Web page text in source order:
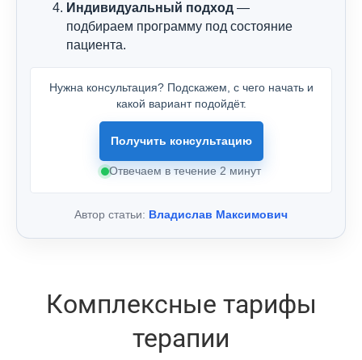
Индивидуальный подход —
подбираем программу под состояние
пациента.
Нужна консультация? Подскажем, с чего начать и
какой вариант подойдёт.
Получить консультацию
Отвечаем в течение 2 минут
Автор статьи: Владислав Максимович
Комплексные тарифы
терапии